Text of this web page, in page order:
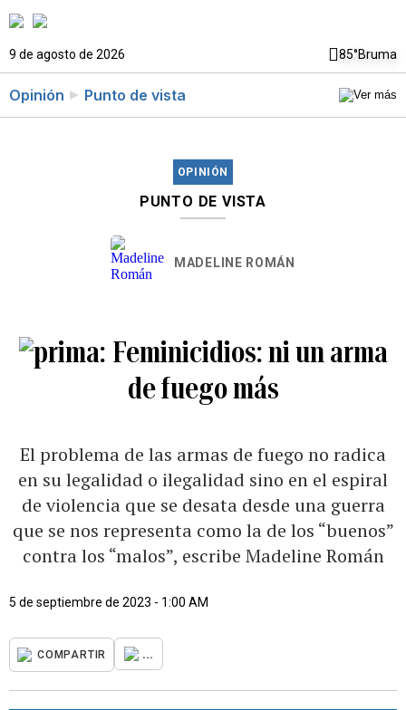
9 de agosto de 2026 85°Bruma
Opinión Punto de vista
OPINIÓN
PUNTO DE VISTA
MADELINE ROMÁN
Feminicidios: ni un arma
de fuego más
El problema de las armas de fuego no radica
en su legalidad o ilegalidad sino en el espiral
de violencia que se desata desde una guerra
que se nos representa como la de los “buenos”
contra los “malos”, escribe Madeline Román
5 de septiembre de 2023 - 1:00 AM
COMPARTIR ...